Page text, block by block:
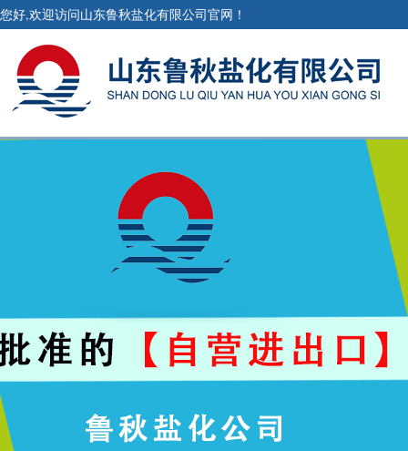
您好,欢迎访问山东鲁秋盐化有限公司官网！